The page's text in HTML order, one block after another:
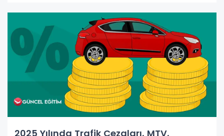
2025 Yılında Trafik Cezaları, MTV,